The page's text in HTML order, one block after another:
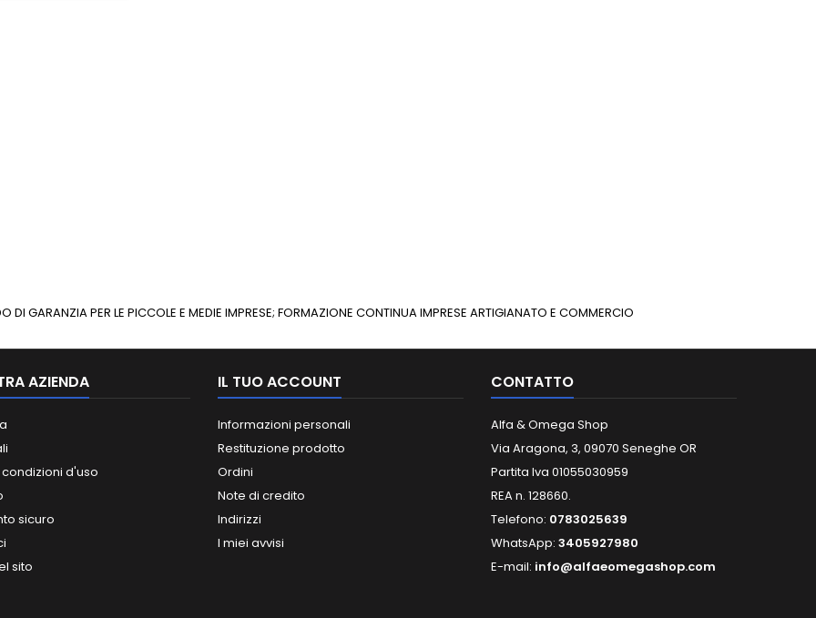
DI GARANZIA PER LE PICCOLE E MEDIE IMPRESE; FORMAZIONE CONTINUA IMPRESE ARTIGIANATO E COMMERCIO
AZIENDA
d'uso
sicuro
sito
IL TUO ACCOUNT
Informazioni personali
Restituzione prodotto
Ordini
Note di credito
Indirizzi
I miei avvisi
CONTATTO
Alfa & Omega Shop
Via Aragona, 3, 09070 Seneghe OR
Partita Iva 01055030959
REA n. 128660.
Telefono: 0783025639
WhatsApp: 3405927980
E-mail: info@alfaeomegashop.com